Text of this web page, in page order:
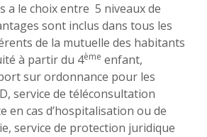
a le choix entre 5 niveaux de
sont inclus dans tous les
de la mutuelle des habitants
à partir du 4ème enfant,
sur ordonnance pour les
service de téléconsultation
en cas d’hospitalisation ou de
service de protection juridique